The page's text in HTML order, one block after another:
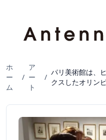
ホ
ー
ム
/
ア
ー
ト
/
パリ美術館は、
クスしたオリン